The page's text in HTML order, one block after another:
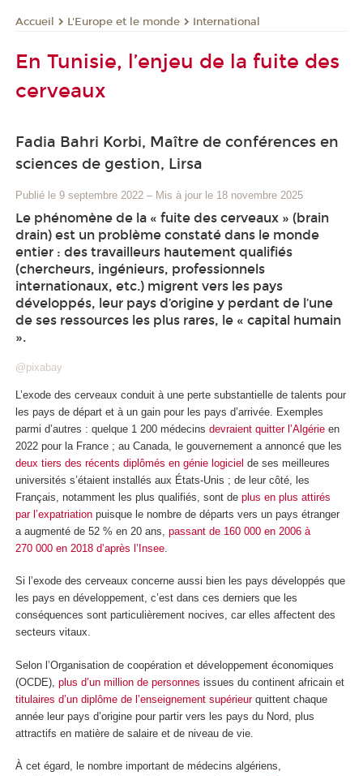
Accueil L'Europe et le monde International
En Tunisie, l’enjeu de la fuite des
cerveaux
Fadia Bahri Korbi, Maître de conférences en
sciences de gestion, Lirsa
Publié le 9 septembre 2022 – Mis à jour le 18 novembre 2025
Le phénomène de la « fuite des cerveaux » (brain
drain) est un problème constaté dans le monde
entier : des travailleurs hautement qualifiés
(chercheurs, ingénieurs, professionnels
internationaux, etc.) migrent vers les pays
développés, leur pays d’origine y perdant de l’une
de ses ressources les plus rares, le « capital humain
».
@pixabay
L’exode des cerveaux conduit à une perte substantielle de talents pour
les pays de départ et à un gain pour les pays d’arrivée. Exemples
parmi d’autres : quelque 1 200 médecins devraient quitter l’Algérie en
2022 pour la France ; au Canada, le gouvernement a annoncé que les
deux tiers des récents diplômés en génie logiciel de ses meilleures
universités s’étaient installés aux États-Unis ; de leur côté, les
Français, notamment les plus qualifiés, sont de plus en plus attirés
par l’expatriation puisque le nombre de départs vers un pays étranger
a augmenté de 52 % en 20 ans, passant de 160 000 en 2006 à
270 000 en 2018 d’après l’Insee
Si l’exode des cerveaux concerne aussi bien les pays développés que
les pays en développement, c’est dans ces derniers que les
conséquences sont particulièrement nocives, car elles affectent des
secteurs vitaux.
Selon l’Organisation de coopération et développement économiques
(OCDE), plus d’un million de personnes issues du continent africain et
titulaires d’un diplôme de l’enseignement supérieurquittent chaque
année leur pays d’origine pour partir vers les pays du Nord, plus
attractifs en matière de salaire et de niveau de vie.
À cet égard, le nombre important de médecins algériens,